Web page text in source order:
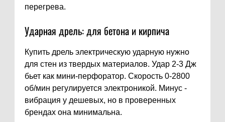
перегрева.
Ударная дрель: для бетона и кирпича
Купить дрель электрическую ударную нужно
для стен из твердых материалов. Удар 2-3 Дж
бьет как мини-перфоратор. Скорость 0-2800
об/мин регулируется электроникой. Минус -
вибрация у дешевых, но в проверенных
брендах она минимальна.